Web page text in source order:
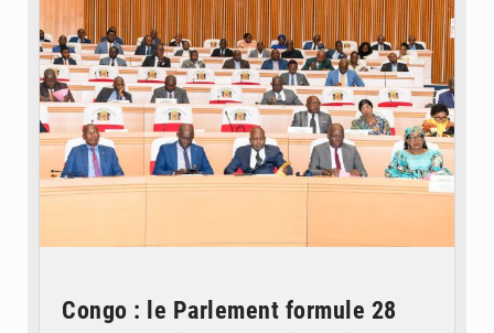
Congo : le Parlement formule 28